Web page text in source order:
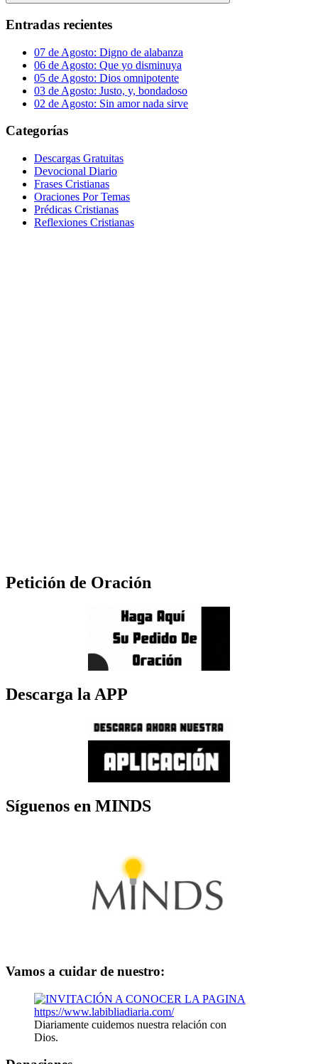
Buscar
Entradas recientes
07 de Agosto: Digno de alabanza
06 de Agosto: Que yo disminuya
05 de Agosto: Dios omnipotente
03 de Agosto: Justo, y, bondadoso
02 de Agosto: Sin amor nada sirve
Categorías
Descargas Gratuitas
Devocional Diario
Frases Cristianas
Oraciones Por Temas
Prédicas Cristianas
Reflexiones Cristianas
Petición de Oración
Descarga la APP
Síguenos en MINDS
Vamos a cuidar de nuestro:
Diariamente cuidemos nuestra relación con
Dios.